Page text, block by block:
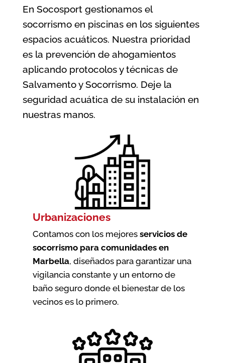
En Socosport gestionamos el
socorrismo en piscinas en los siguientes
espacios acuáticos. Nuestra prioridad
es la prevención de ahogamientos
aplicando protocolos y técnicas de
Salvamento y Socorrismo. Deje la
seguridad acuática de su instalación en
nuestras manos.
Urbanizaciones
Contamos con los mejores servicios de
socorrismo para comunidades en
Marbella, diseñados para garantizar una
vigilancia constante y un entorno de
baño seguro donde el bienestar de los
vecinos es lo primero.